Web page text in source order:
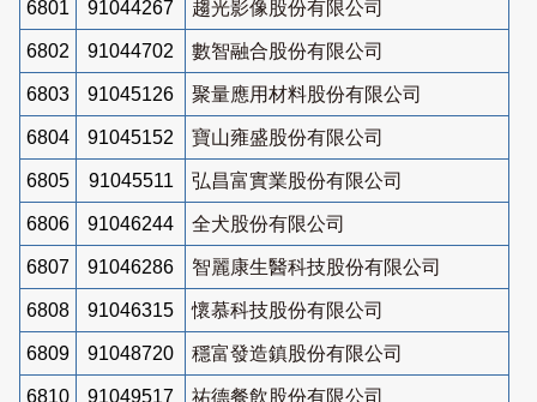
6801 91044267 趨光影像股份有限公司
6802 91044702 數智融合股份有限公司
6803 91045126 聚量應用材料股份有限公司
6804 91045152 寶山雍盛股份有限公司
6805 91045511 弘昌富實業股份有限公司
6806 91046244 全犬股份有限公司
6807 91046286 智麗康生醫科技股份有限公司
6808 91046315 懷慕科技股份有限公司
6809 91048720 穩富發造鎮股份有限公司
6810 91049517 祐德餐飲股份有限公司